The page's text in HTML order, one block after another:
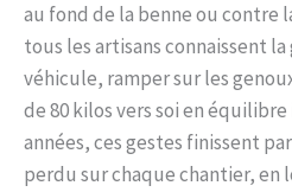
au fond de la benne ou contre
tous les artisans connaissent
véhicule, ramper sur les
de 80 kilos vers soi en
années, ces gestes finissent
perdu sur chaque chantier, en